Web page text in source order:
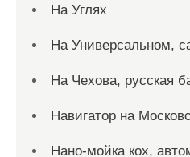
На Углях
На Универсальном,
На Чехова, русская
Навигатор на
Нано-мойка кох,